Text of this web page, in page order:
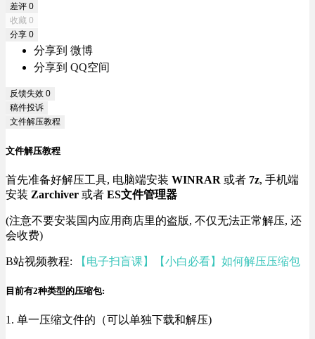
差评 0
收藏 0
分享 0
分享到 微博
分享到 QQ空间
反馈失效 0
稿件投诉
文件解压教程
文件解压教程
首先准备好解压工具, 电脑端安装 WINRAR 或者 7z, 手机端
安装 Zarchiver 或者 ES文件管理器
(注意不要安装国内应用商店里的盗版, 不仅无法正常解压, 还
会收费)
B站视频教程: 【电子扫盲课】【小白必看】如何解压压缩包
目前有2种类型的压缩包:
1. 单一压缩文件的（可以单独下载和解压)